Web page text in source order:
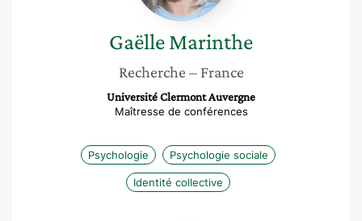
GaëlleMarinthe
Recherche – France
Université Clermont Auvergne
Maîtresse de conférences
Psychologie Psychologie sociale
Identité collective